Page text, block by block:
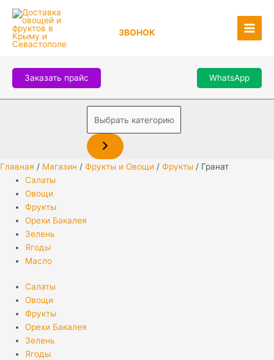
содержимому
ЗВОНОК
Заказать прайс WhatsApp
Главная / Магазин / Фрукты и Овощи / Фрукты / Гранат
Салаты
Овощи
Фрукты
Орехи Бакалея
Зелень
Ягоды
Масло
Салаты
Овощи
Фрукты
Орехи Бакалея
Зелень
Ягоды